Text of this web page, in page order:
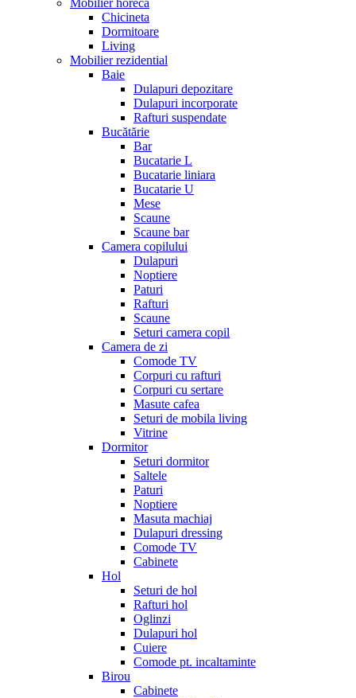
Mobilier horeca
Chicineta
Dormitoare
Living
Mobilier rezidential
Baie
Dulapuri depozitare
Dulapuri incorporate
Rafturi suspendate
Bucătărie
Bar
Bucatarie L
Bucatarie liniara
Bucatarie U
Mese
Scaune
Scaune bar
Camera copilului
Dulapuri
Noptiere
Paturi
Rafturi
Scaune
Seturi camera copil
Camera de zi
Comode TV
Corpuri cu rafturi
Corpuri cu sertare
Masute cafea
Seturi de mobila living
Vitrine
Dormitor
Seturi dormitor
Saltele
Paturi
Noptiere
Masuta machiaj
Dulapuri dressing
Comode TV
Cabinete
Hol
Seturi de hol
Rafturi hol
Oglinzi
Dulapuri hol
Cuiere
Comode pt. incaltaminte
Birou
Cabinete